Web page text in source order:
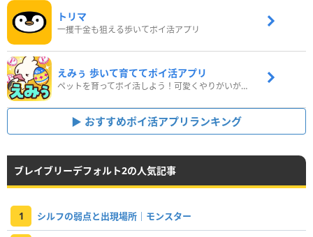
トリマ
一攫千金も狙える歩いてポイ活アプリ
えみぅ 歩いて育ててポイ活アプリ
ペットを育ってポイ活しよう！可愛くやりがいがある新感覚アプリ
おすすめポイ活アプリランキング
ブレイブリーデフォルト2の人気記事
1 シルフの弱点と出現場所｜モンスター